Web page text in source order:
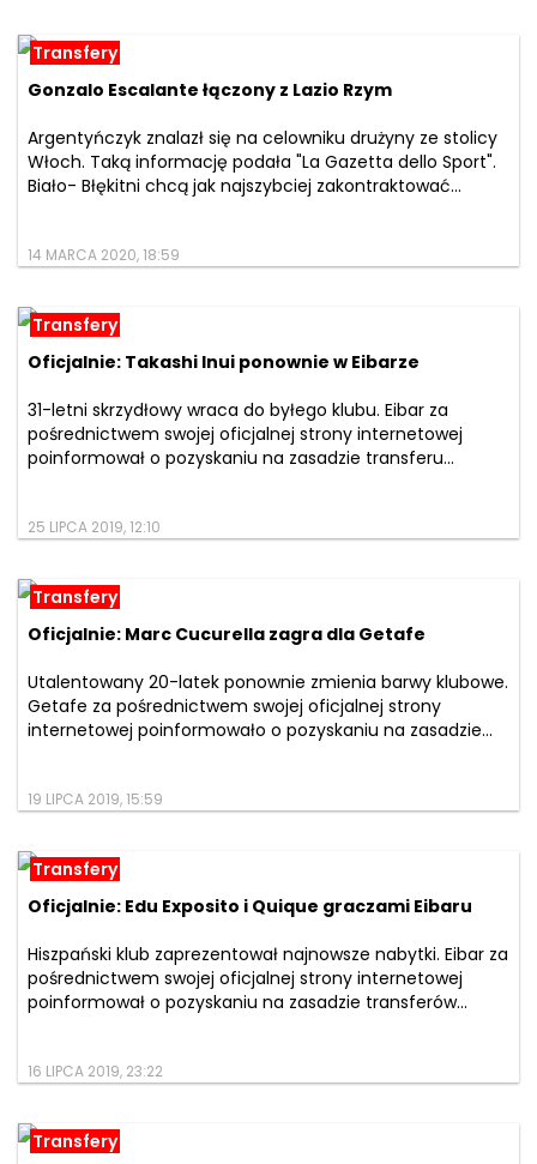
Transfery
Gonzalo Escalante łączony z Lazio Rzym
Argentyńczyk znalazł się na celowniku drużyny ze stolicy
Włoch. Taką informację podała "La Gazetta dello Sport".
Biało- Błękitni chcą jak najszybciej zakontraktować...
14 MARCA 2020, 18:59
Transfery
Oficjalnie: Takashi Inui ponownie w Eibarze
31-letni skrzydłowy wraca do byłego klubu. Eibar za
pośrednictwem swojej oficjalnej strony internetowej
poinformował o pozyskaniu na zasadzie transferu...
25 LIPCA 2019, 12:10
Transfery
Oficjalnie: Marc Cucurella zagra dla Getafe
Utalentowany 20-latek ponownie zmienia barwy klubowe.
Getafe za pośrednictwem swojej oficjalnej strony
internetowej poinformowało o pozyskaniu na zasadzie...
19 LIPCA 2019, 15:59
Transfery
Oficjalnie: Edu Exposito i Quique graczami Eibaru
Hiszpański klub zaprezentował najnowsze nabytki. Eibar za
pośrednictwem swojej oficjalnej strony internetowej
poinformował o pozyskaniu na zasadzie transferów...
16 LIPCA 2019, 23:22
Transfery